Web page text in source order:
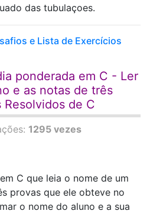
das tubulaçoes.
e Lista de Exercícios
ponderada em C - Ler
e as notas de três
de C
1295 vezes
C que leia o nome de um
provas que ele obteve no
o nome do aluno e a sua